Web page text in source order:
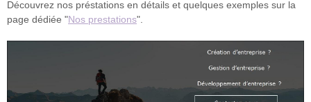
Découvrez nos préstations en détails et quelques exemples sur la
page dédiée "Nos prestations"